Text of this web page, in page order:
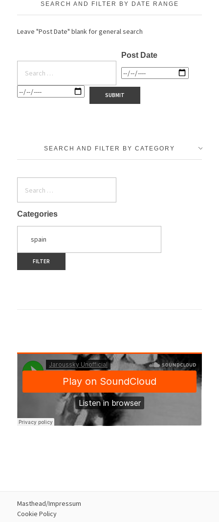
SEARCH AND FILTER BY DATE RANGE
Leave "Post Date" blank for general search
Post Date
SEARCH AND FILTER BY CATEGORY
Categories
Masthead/Impressum
Cookie Policy